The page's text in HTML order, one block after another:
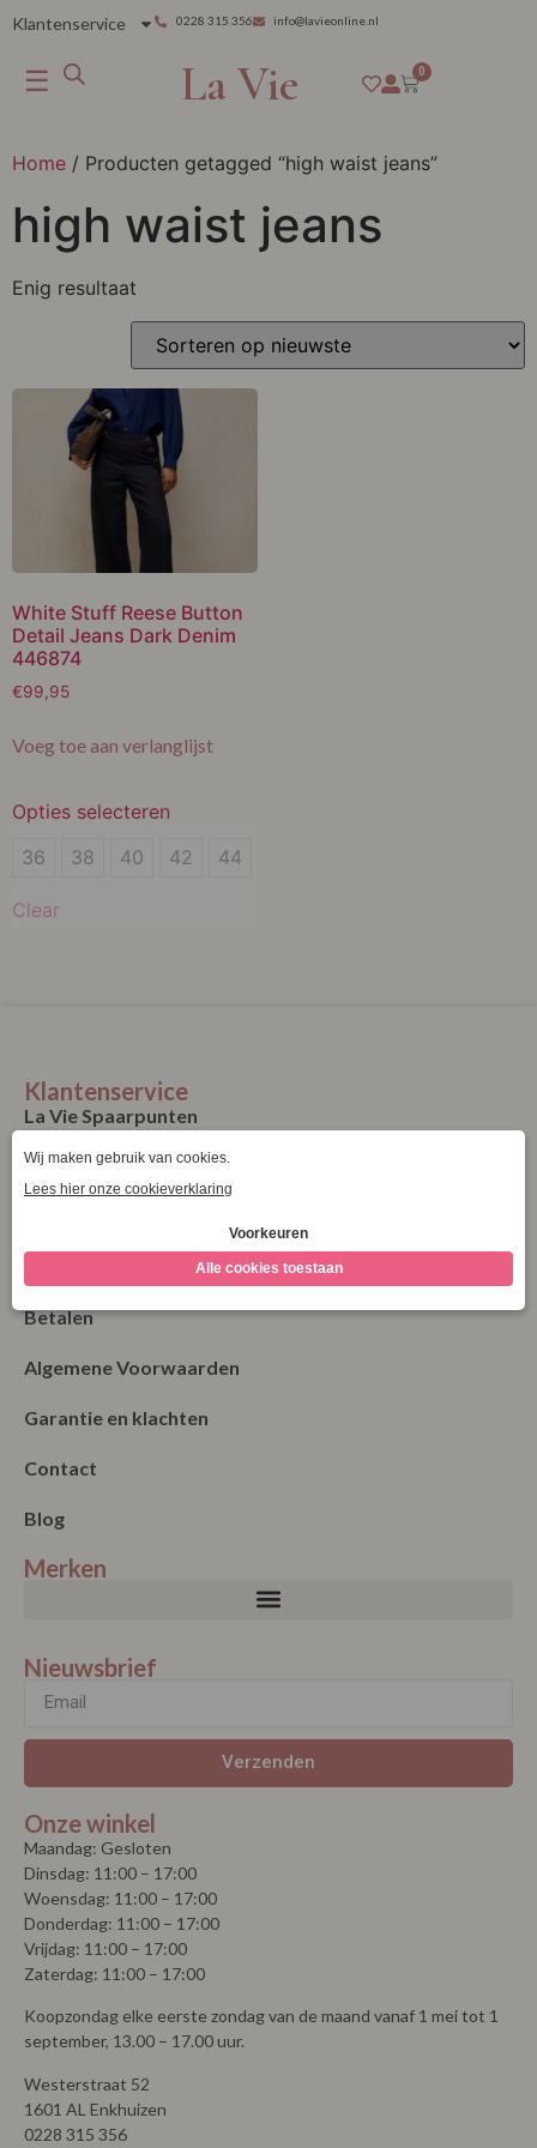
Klantenservice 0228 315 356 info@lavieonline.nl
☰ La Vie 0
Home / Producten getagged “high waist jeans”
high waist jeans
Enig resultaat
White Stuff Reese Button
Detail Jeans Dark Denim
446874
€99,95
Voeg toe aan verlanglijst
Opties selecteren
36
38
36 38 40 42 44
Clear
Klantenservice
La Vie Spaarpunten
Verzending & Levering
Betalen
Algemene Voorwaarden
Garantie en klachten
Contact
Blog
Merken
Nieuwsbrief
Verzenden
Onze winkel
Maandag: Gesloten
Dinsdag: 11:00 – 17:00
Woensdag: 11:00 – 17:00
Donderdag: 11:00 – 17:00
Vrijdag: 11:00 – 17:00
Zaterdag: 11:00 – 17:00
Koopzondag elke eerste zondag van de maand vanaf 1 mei tot 1
september, 13.00 – 17.00 uur.
Westerstraat 52
1601 AL Enkhuizen
0228 315 356